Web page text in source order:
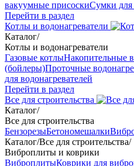
вакуумные присоскиСумки для
Перейти в раздел
Котлы и водонагреватели
Каталог/
Котлы и водонагреватели
Газовые котлыНакопительные
(бойлеры)Проточные
для водонагревателей
Перейти в раздел
Все для строительства
Каталог/
Все для строительства
БензорезыБетономешалки
Каталог/Все для строительства/
Виброплиты и коврики
ВиброплитыКоврики для